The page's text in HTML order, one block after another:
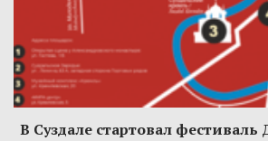
В Суздале стартовал